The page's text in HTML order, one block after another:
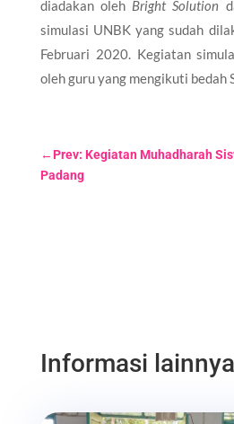
diadakan oleh Bright Solution
simulasi UNBK yang sudah
Februari 2020. Kegiatan
oleh guru yang mengikuti bedah
←Prev: Kegiatan Muhadharah
Padang
Informasi